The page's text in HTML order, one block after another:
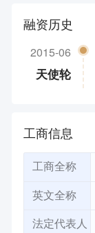
融资历史
2015-06
天使轮
工商信息
工商全称
英文全称
法定代表人